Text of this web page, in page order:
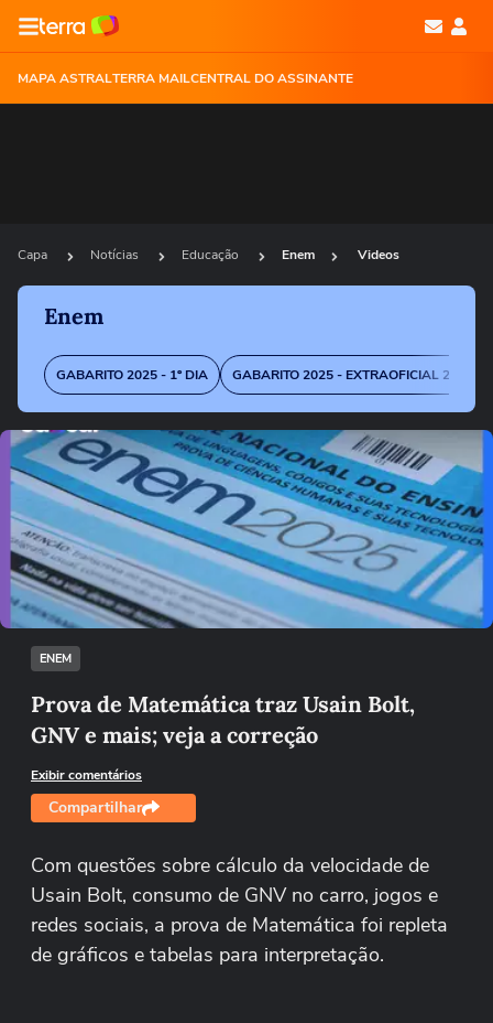
MAPA ASTRALTERRA MAILCENTRAL DO ASSINANTE
Capa Notícias Educação Enem Videos
Enem
GABARITO 2025 - 1º DIA GABARITO 2025 - EXTRAOFICIAL 2º DIA
Ops!
Não foi possível reproduzir o vídeo
Tentar novamente
ENEM
Prova de Matemática traz Usain Bolt,
GNV e mais; veja a correção
Exibir comentários
Compartilhar
Com questões sobre cálculo da velocidade de
Usain Bolt, consumo de GNV no carro, jogos e
redes sociais, a prova de Matemática foi repleta
de gráficos e tabelas para interpretação.